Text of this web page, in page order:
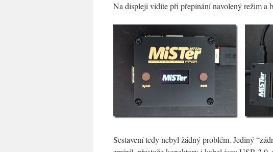
Na displeji vidíte při přepínání navolený režim a
Sestavení tedy nebyl žádný problém. Jediný